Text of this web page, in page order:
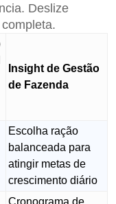
Deslize
Insight de Gestão
de Fazenda
Escolha ração
balanceada para
atingir metas de
crescimento diário
Cronograma de